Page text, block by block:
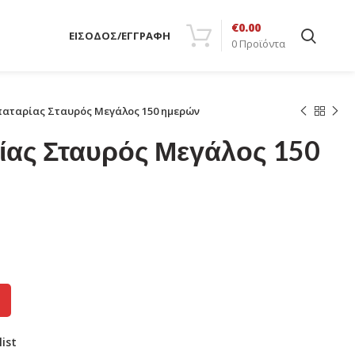
ΕΙΣΟΔΟΣ/ΕΓΓΡΑΦΗ
0 Προϊόντα
€0.00
Σταυρός Μεγάλος 150 ημερών
Σταυρός Μεγάλος 150